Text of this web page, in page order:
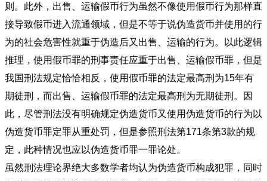
则。此外，出售、运输假币行为虽然不像使用假币行为那样直
接导致假币进入流通领域，但是不等于说伪造货币并使用的行
为的社会危害性就重于伪造后又出售、运输的行为。以此逻辑
推理，使用假币罪的刑事责任应重于出售、运输假币罪，但是
我国刑法规定恰恰相反，使用假币罪的法定最高刑为15年有
期徒刑，而出售、运输假币罪的法定最高刑为无期徒刑。因
此，尽管刑法没有明确规定伪造货币又使用伪造货币的行为以
伪造货币罪定罪从重处罚，但是参照刑法第171条第3款的规
定，此种情况也应以伪造货币罪一罪论处。
虽然刑法理论界绝大多数学者均认为伪造货币构成犯罪，同时